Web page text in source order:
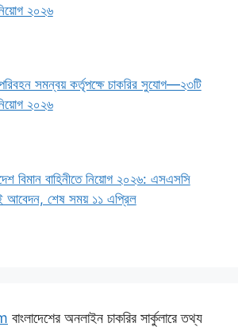
২০২৬
সমন্বয় কর্তৃপক্ষে চাকরির সুযোগ—২৩টি
২০২৬
বিমান বাহিনীতে নিয়োগ ২০২৬: এসএসসি
আবেদন, শেষ সময় ১১ এপ্রিল
বাংলাদেশের অনলাইন চাকরির সার্কুলারে তথ্য